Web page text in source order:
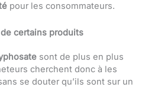
pour les consommateurs.
certains produits
sont de plus en plus
cherchent donc à les
se douter qu’ils sont sur un